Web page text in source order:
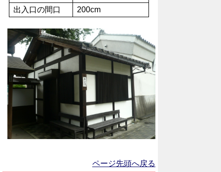
出入口の間口
200cm
ページ先頭へ戻る